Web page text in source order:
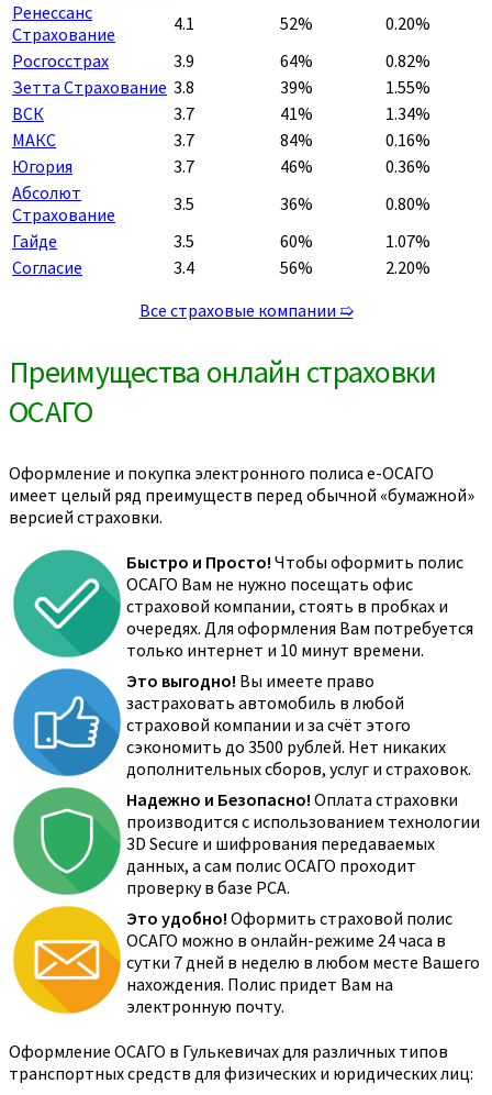
Ренессанс
Страхование
4.1 52%
0.20%
Росгосстрах
3.9 64%
0.82%
Зетта Страхование 3.8 39%
1.55%
ВСК
3.7 41%
1.34%
МАКС
3.7 84%
0.16%
Югория
3.7 46%
0.36%
Абсолют
Страхование
3.5 36%
0.80%
Гайде
3.5 60%
1.07%
Согласие
3.4 56%
2.20%
Все страховые компании ➯
Преимущества онлайн страховки
ОСАГО
Оформление и покупка электронного полиса е-ОСАГО
имеет целый ряд преимуществ перед обычной «бумажной»
версией страховки.
Быстро и Просто! Чтобы оформить полис
ОСАГО Вам не нужно посещать офис
страховой компании, стоять в пробках и
очередях. Для оформления Вам потребуется
только интернет и 10 минут времени.
Это выгодно! Вы имеете право
застраховать автомобиль в любой
страховой компании и за счёт этого
сэкономить до 3500 рублей. Нет никаких
дополнительных сборов, услуг и страховок.
Надежно и Безопасно! Оплата страховки
производится с использованием технологии
3D Secure и шифрования передаваемых
данных, а сам полис ОСАГО проходит
проверку в базе РСА.
Это удобно! Оформить страховой полис
ОСАГО можно в онлайн-режиме 24 часа в
сутки 7 дней в неделю в любом месте Вашего
нахождения. Полис придет Вам на
электронную почту.
Оформление ОСАГО в Гулькевичах для различных типов
транспортных средств для физических и юридических лиц: